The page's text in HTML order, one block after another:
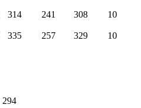
314 241 308 10
335 257 329 10
294